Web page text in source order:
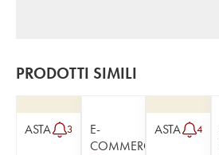
PRODOTTI SIMILI
ASTA 3
E-
COMMERCE
ASTA 4